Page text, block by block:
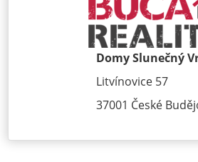
Domy Slunečný
Litvínovice 57
37001 České